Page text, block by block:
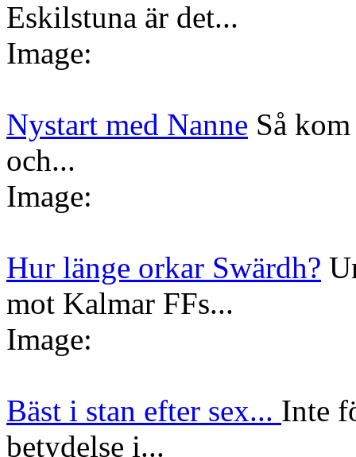
Eskilstuna är det...
Image:
Nystart med Nanne Så
och...
Image:
Hur länge orkar Swärdh?
mot Kalmar FFs...
Image:
Bäst i stan efter sex... Inte
betydelse i...